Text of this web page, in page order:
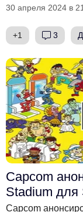
30 апреля 2024 в
+1 3
Capcom
Stadium для
Capcom